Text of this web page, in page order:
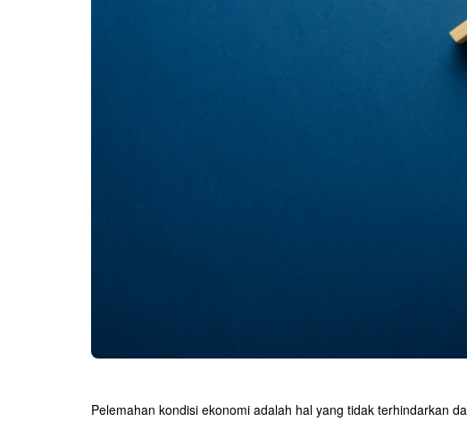
Pelemahan kondisi ekonomi adalah hal yang tidak terhindarkan